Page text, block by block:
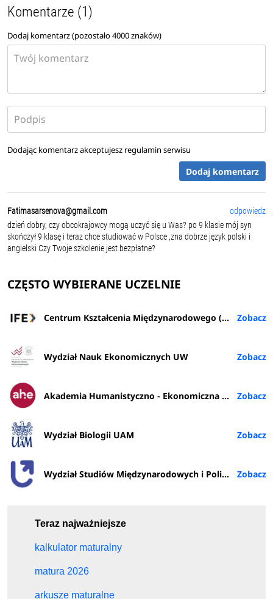
Komentarze (1)
Dodaj komentarz (pozostało4000znaków)
Dodając komentarz akceptujesz regulamin serwisu
Dodaj komentarz
Fatimasarsenova@gmail.com
odpowiedz
dzień dobry, czy obcokrajowcy mogą uczyć się u Was? po 9 klasie mój syn
skończył 9 klasę i teraz chce studiować w Polsce ,zna dobrze język polski i
angielski Czy Twoje szkolenie jest bezpłatne?
CZĘSTO WYBIERANE UCZELNIE
Centrum Kształcenia Międzynarodowego (IFE) PŁ
Wydział Nauk Ekonomicznych UW
Akademia Humanistyczno - Ekonomiczna w Łodzi
Wydział Biologii UAM
Wydział Studiów Międzynarodowych i Politologicznych UŁ
Teraz najważniejsze
kalkulator maturalny
matura 2026
arkusze maturalne